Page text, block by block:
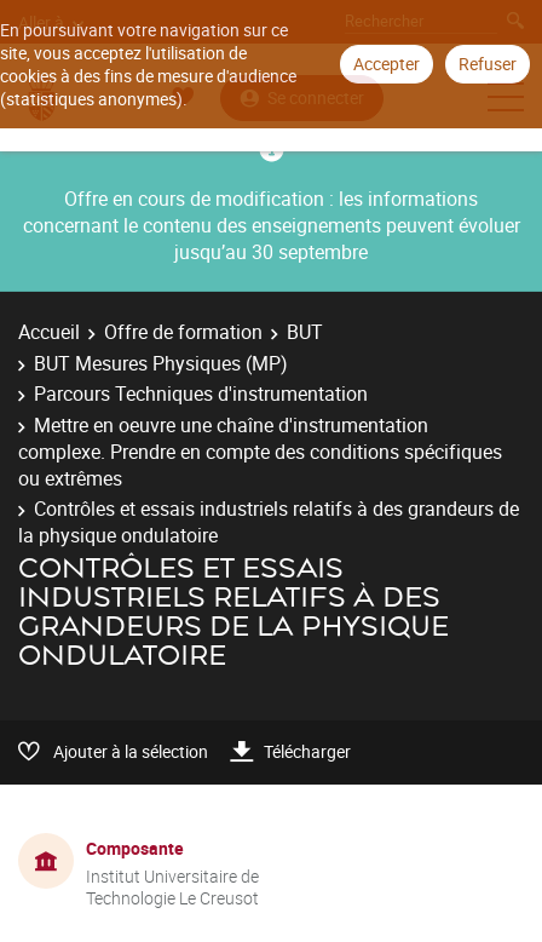
En poursuivant votre navigation sur ce
site, vous acceptez l'utilisation de
cookies à des fins de mesure d'audience
(statistiques anonymes).
Accepter Refuser
Aller à
Se connecter
Offre en cours de modification : les informations
concernant le contenu des enseignements peuvent évoluer
jusqu’au 30 septembre
Accueil Offre de formation
BUT
BUT Mesures Physiques (MP)
Parcours Techniques d'instrumentation
Mettre en oeuvre une chaîne d'instrumentation
complexe. Prendre en compte des conditions spécifiques
ou extrêmes
Contrôles et essais industriels relatifs à des grandeurs de
la physique ondulatoire
CONTRÔLES ET ESSAIS
INDUSTRIELS RELATIFS À DES
GRANDEURS DE LA PHYSIQUE
ONDULATOIRE
Ajouter à la sélection Télécharger
Composante
Institut Universitaire de
Technologie Le Creusot